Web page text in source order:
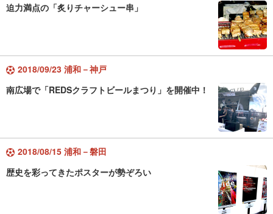
迫力満点の「炙りチャーシュー串」
2018/09/23 浦和－神戸
南広場で「REDSクラフトビールまつり」を開催中！
2018/08/15 浦和－磐田
歴史を彩ってきたポスターが勢ぞろい